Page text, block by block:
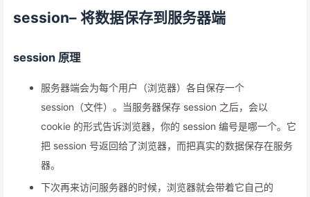
session– 将数据保存到服务器端
session 原理
服务器端会为每个用户（浏览器）各自保存一个
session（文件）。当服务器保存 session 之后，会以
cookie 的形式告诉浏览器，你的 session 编号是哪一个。它
把 session 号返回给了浏览器，而把真实的数据保存在服务
器。
下次再来访问服务器的时候，浏览器就会带着它自己的